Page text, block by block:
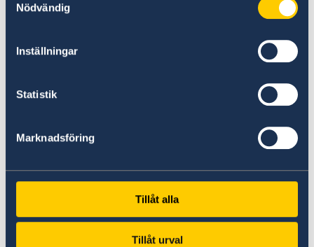
Nödvändig
Inställningar
Statistik
Marknadsföring
Tillåt alla
Tillåt urval
19 juni
Midsommarafton
30 oktober
Dagen före Allhelgonadagen